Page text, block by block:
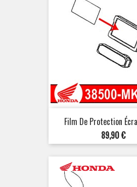
Film De Protection
Prix
89,90 €